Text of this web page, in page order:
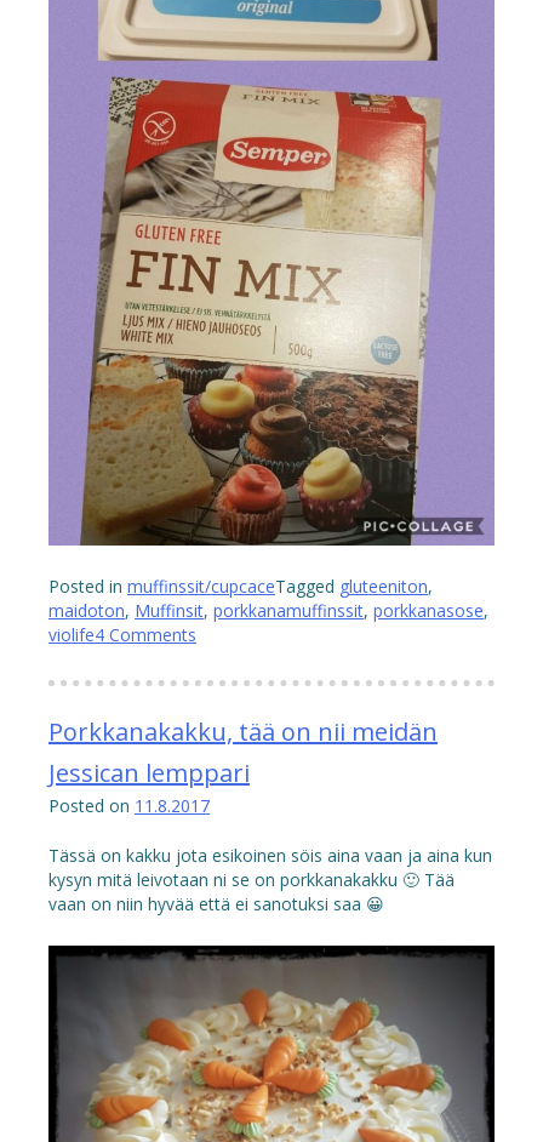
Posted in muffinssit/cupcaceTagged gluteeniton,
maidoton, Muffinsit, porkkanamuffinssit, porkkanasose,
violife4 Comments
Porkkanakakku, tää on nii meidän
Jessican lemppari
Posted on 11.8.2017
Tässä on kakku jota esikoinen söis aina vaan ja aina kun
kysyn mitä leivotaan ni se on porkkanakakku 🙂 Tää
vaan on niin hyvää että ei sanotuksi saa 😀